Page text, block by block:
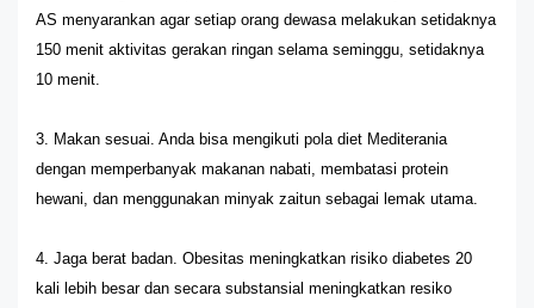
AS menyarankan agar setiap orang dewasa melakukan setidaknya
150 menit aktivitas gerakan ringan selama seminggu, setidaknya
10 menit.
3. Makan sesuai. Anda bisa mengikuti pola diet Mediterania
dengan memperbanyak makanan nabati, membatasi protein
hewani, dan menggunakan minyak zaitun sebagai lemak utama.
4. Jaga berat badan. Obesitas meningkatkan risiko diabetes 20
kali lebih besar dan secara substansial meningkatkan resiko